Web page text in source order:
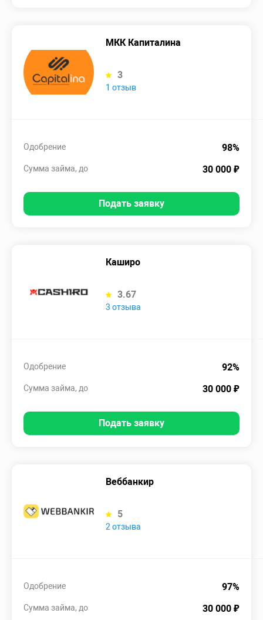
МКК Капиталина
3
1 отзыв
98%
Одобрение
30 000 ₽
Сумма займа, до
Подать заявку
Каширо
3.67
3 отзыва
92%
Одобрение
30 000 ₽
Сумма займа, до
Подать заявку
Веббанкир
5
2 отзыва
97%
Одобрение
30 000 ₽
Сумма займа, до